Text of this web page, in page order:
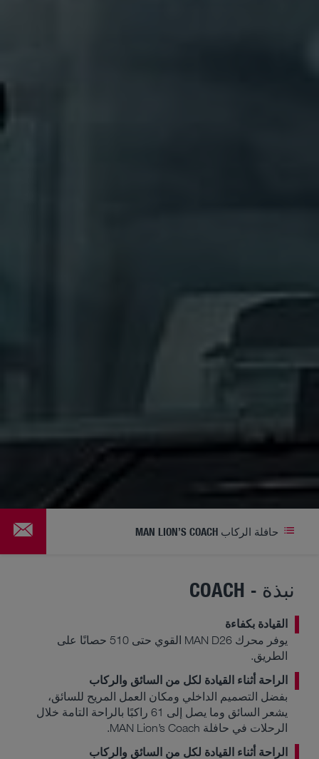
حافلة الركاب MAN LION’S COACH
نبذة - COACH
القيادة بكفاءة
يوفر محرك MAN D26 القوي حتى 510 حصانًا على
الطريق.
الراحة أثناء القيادة لكل من السائق والركاب
بفضل التصميم الداخلي ومكان العمل المريح للسائق،
يشعر السائق وما يصل إلى 61 راكبًا بالراحة التامة خلال
الرحلات في حافلة MAN Lion’s Coach.
الراحة أثناء القيادة لكل من السائق والركاب